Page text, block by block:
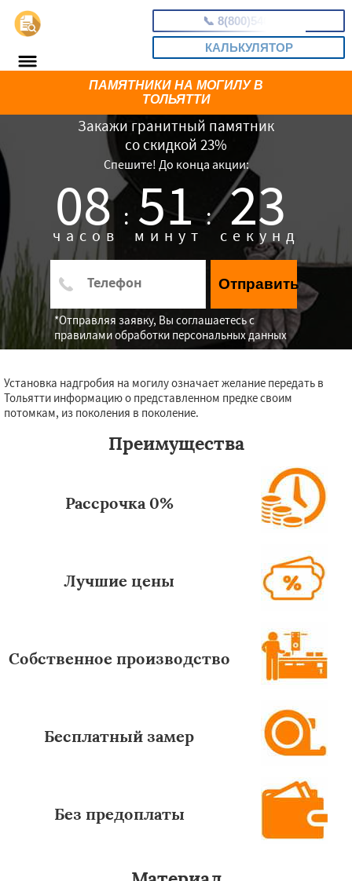
📞 8(800)5403465
КАЛЬКУЛЯТОР
Закажи гранитный памятник
со скидкой 23%
Спешите! До конца акции:
08 :
часов 51 :
минут 22
секунд
Отправить
*Отправляя заявку, Вы соглашаетесь с
правилами обработки персональных данных
ПАМЯТНИКИ НА МОГИЛУ В
ТОЛЬЯТТИ
Установка надгробия на могилу означает желание передать в
Тольятти информацию о представленном предке своим
потомкам, из поколения в поколение.
Преимущества
Рассрочка 0%
Лучшие цены
Собственное производство
Бесплатный замер
Без предоплаты